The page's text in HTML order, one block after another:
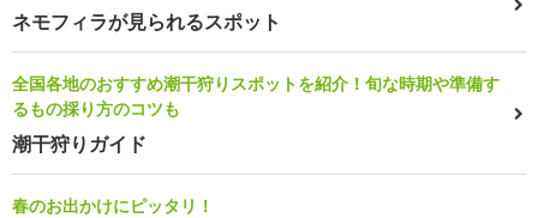
ネモフィラが見られるスポット
全国各地のおすすめ潮干狩りスポットを紹介！旬な時期や準備す
るもの採り方のコツも
潮干狩りガイド
春のお出かけにピッタリ！